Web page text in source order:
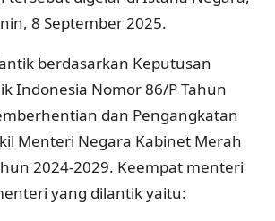
8 September 2025.
berdasarkan Keputusan
Indonesia Nomor 86/P Tahun
dan Pengangkatan
Menteri Negara Kabinet Merah
2024-2029. Keempat menteri
yang dilantik yaitu: